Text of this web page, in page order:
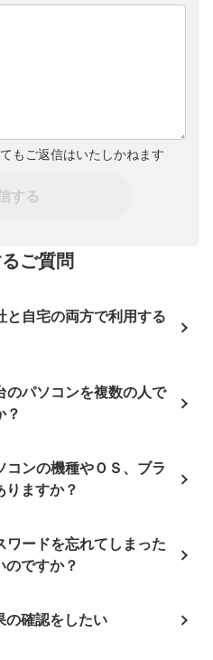
もご返信はいたしかねます
する
ご質問
と自宅の両方で利用する
のパソコンを複数の人で
？
コンの機種やＯＳ、ブラ
りますか？
ワードを忘れてしまった
ですか？
の確認をしたい